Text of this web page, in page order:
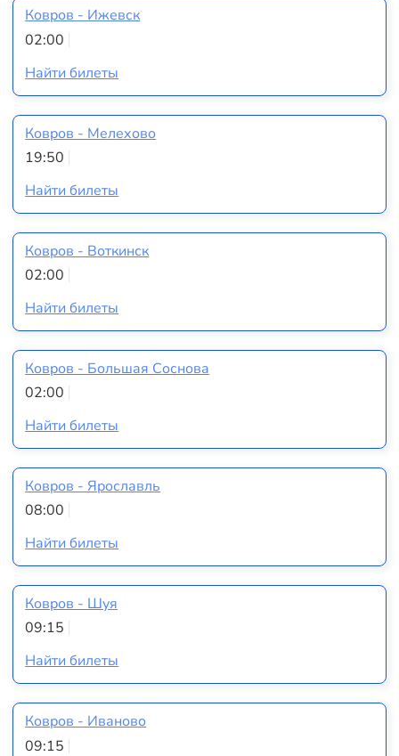
Ковров - Ижевск
02:00
Найти билеты
Ковров - Мелехово
19:50
Найти билеты
Ковров - Воткинск
02:00
Найти билеты
Ковров - Большая Соснова
02:00
Найти билеты
Ковров - Ярославль
08:00
Найти билеты
Ковров - Шуя
09:15
Найти билеты
Ковров - Иваново
09:15